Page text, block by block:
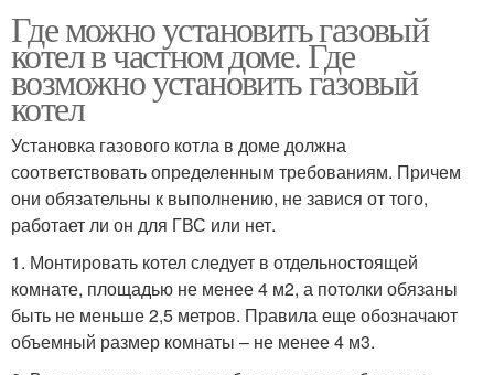
Где можно установить газовый
котел в частном доме. Где
возможно установить газовый
котел
Установка газового котла в доме должна
соответствовать определенным требованиям. Причем
они обязательны к выполнению, не завися от того,
работает ли он для ГВС или нет.
1. Монтировать котел следует в отдельностоящей
комнате, площадью не менее 4 м2, а потолки обязаны
быть не меньше 2,5 метров. Правила еще обозначают
объемный размер комнаты – не менее 4 м3.